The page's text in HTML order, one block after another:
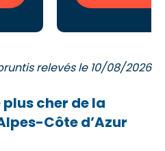
relevés le 10/08/2026
cher de la
Côte d’Azur